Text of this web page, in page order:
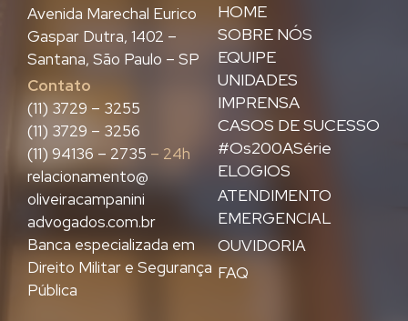
HOME
SOBRE NÓS
EQUIPE
UNIDADES
IMPRENSA
CASOS DE SUCESSO
#Os200ASérie
ELOGIOS
ATENDIMENTO
EMERGENCIAL
OUVIDORIA
FAQ
Avenida Marechal Eurico
Gaspar Dutra, 1402 –
Santana, São Paulo – SP
Contato
(11) 3729 – 3255
(11) 3729 – 3256
(11) 94136 – 2735 – 24h
relacionamento@
oliveiracampanini
advogados.com.br
Banca especializada em
Direito Militar e Segurança
Pública